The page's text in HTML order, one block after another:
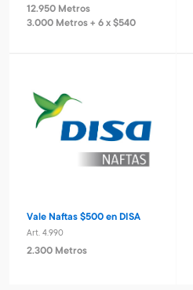
12.950 Metros
3.000 Metros + 6 x $540
Vale Naftas $500 en DISA
Art. 4.990
2.300 Metros